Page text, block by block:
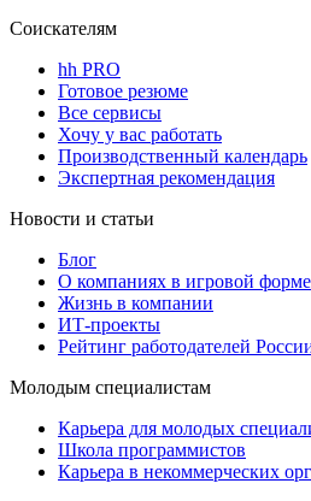
Соискателям
hh PRO
Готовое резюме
Все сервисы
Хочу у вас работать
Производственный календарь
Экспертная рекомендация
Новости и статьи
Блог
О компаниях в игровой форме
Жизнь в компании
ИТ-проекты
Рейтинг работодателей
Молодым специалистам
Карьера для молодых
Школа программистов
Карьера в некоммерческих